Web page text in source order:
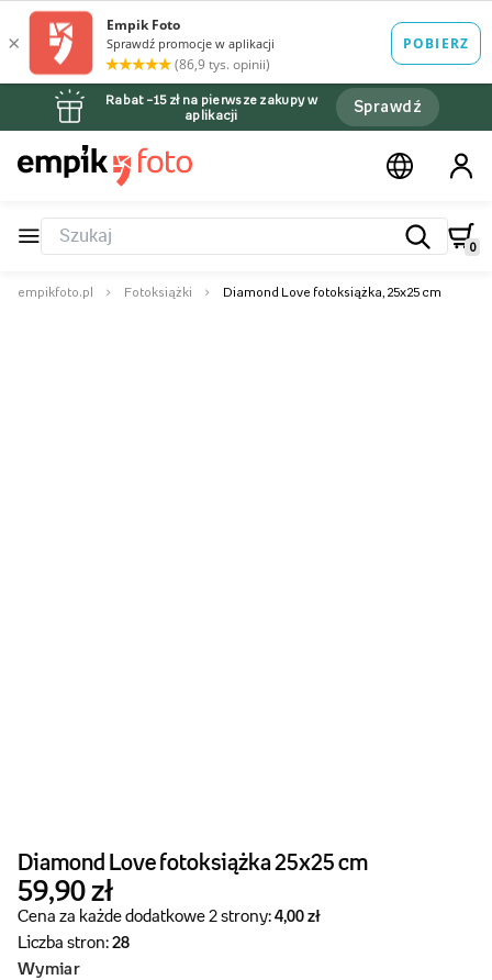
Rabat –15 zł na pierwsze zakupy w
aplikacji
Sprawdź
0
empikfoto.pl Fotoksiążki Diamond Love fotoksiążka, 25x25 cm